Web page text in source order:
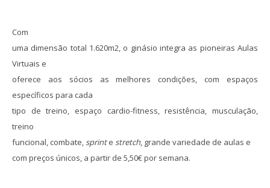
Com
uma dimensão total 1.620m2, o ginásio integra as pioneiras Aulas
Virtuais e
oferece aos sócios as melhores condições, com espaços
específicos para cada
tipo de treino, espaço cardio-fitness, resistência, musculação,
treino
funcional, combate,sprinte stretch, grande variedade de aulas e
com preços únicos, a partir de 5,50€ por semana.